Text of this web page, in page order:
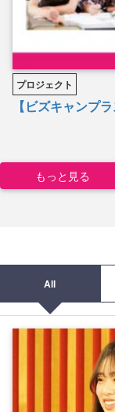
プロジェクト
【ビズキャンプ
もっと見る
All